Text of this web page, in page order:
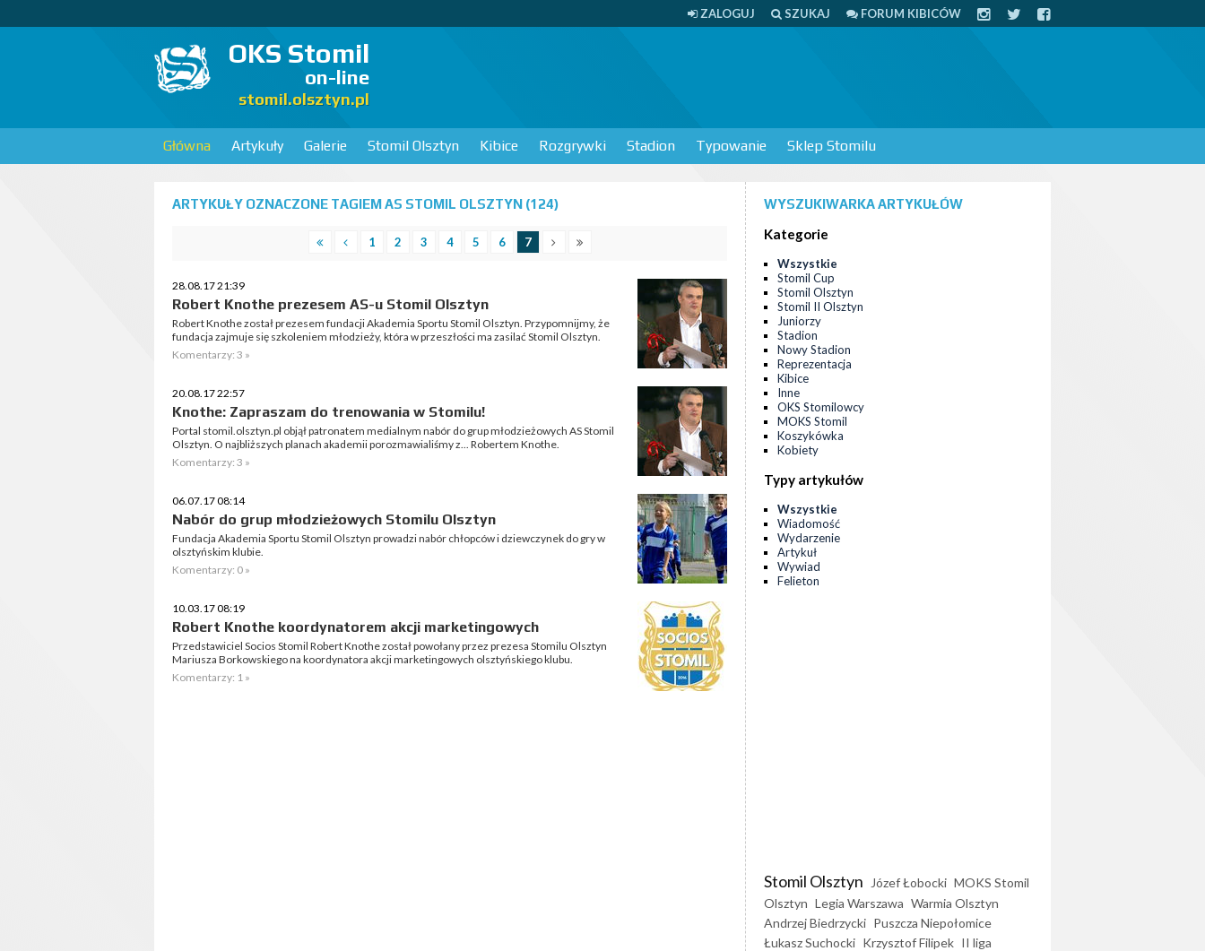
ZALOGUJ SZUKAJ FORUM KIBICÓW
OKS Stomil
on-line
stomil.olsztyn.pl
Główna Artykuły Galerie Stomil Olsztyn Kibice Rozgrywki Stadion Typowanie Sklep Stomilu
ARTYKUŁY OZNACZONE TAGIEM AS STOMIL OLSZTYN (124)
1 2 3 4 5 6 7
28.08.17 21:39
Robert Knothe prezesem AS-u Stomil Olsztyn
Robert Knothe został prezesem fundacji Akademia Sportu Stomil Olsztyn. Przypomnijmy, że
fundacja zajmuje się szkoleniem młodzieży, która w przeszłości ma zasilać Stomil Olsztyn.
Komentarzy: 3 »
20.08.17 22:57
Knothe: Zapraszam do trenowania w Stomilu!
Portal stomil.olsztyn.pl objął patronatem medialnym nabór do grup młodzieżowych AS Stomil
Olsztyn. O najbliższych planach akademii porozmawialiśmy z... Robertem Knothe.
Komentarzy: 3 »
06.07.17 08:14
Nabór do grup młodzieżowych Stomilu Olsztyn
Fundacja Akademia Sportu Stomil Olsztyn prowadzi nabór chłopców i dziewczynek do gry w
olsztyńskim klubie.
Komentarzy: 0 »
10.03.17 08:19
Robert Knothe koordynatorem akcji marketingowych
Przedstawiciel Socios Stomil Robert Knothe został powołany przez prezesa Stomilu Olsztyn
Mariusza Borkowskiego na koordynatora akcji marketingowych olsztyńskiego klubu.
Komentarzy: 1 »
WYSZUKIWARKA ARTYKUŁÓW
Kategorie
Wszystkie
Stomil Cup
Stomil Olsztyn
Stomil II Olsztyn
Juniorzy
Stadion
Nowy Stadion
Reprezentacja
Kibice
Inne
OKS Stomilowcy
MOKS Stomil
Koszykówka
Kobiety
Typy artykułów
Wszystkie
Wiadomość
Wydarzenie
Artykuł
Wywiad
Felieton
Stomil Olsztyn Józef Łobocki MOKS Stomil
Olsztyn Legia Warszawa Warmia Olsztyn
Andrzej Biedrzycki Puszcza Niepołomice
Łukasz Suchocki Krzysztof Filipek II liga